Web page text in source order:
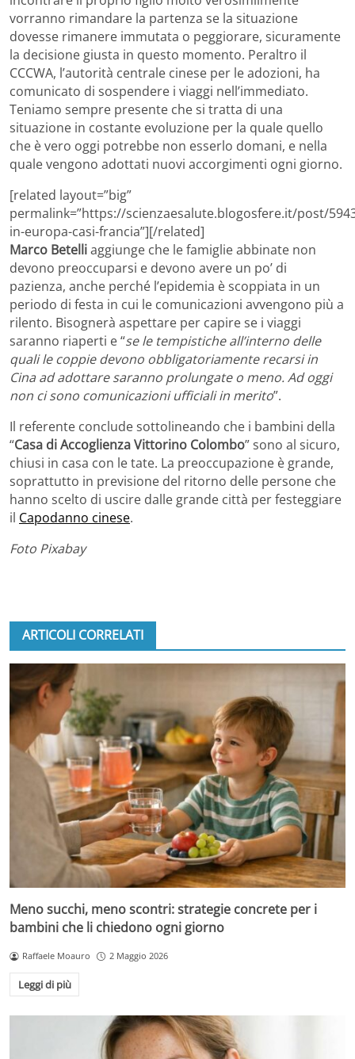
vorranno rimandare la partenza se la situazione
dovesse rimanere immutata o peggiorare, sicuramente
la decisione giusta in questo momento. Peraltro il
CCCWA, l’autorità centrale cinese per le adozioni, ha
comunicato di sospendere i viaggi nell’immediato.
Teniamo sempre presente che si tratta di una
situazione in costante evoluzione per la quale quello
che è vero oggi potrebbe non esserlo domani, e nella
quale vengono adottati nuovi accorgimenti ogni giorno.
[related layout=”big”
permalink=”https://scienzaesalute.blogosfere.it/post/
in-europa-casi-francia”][/related]
Marco Betelliaggiunge che le famiglie abbinate non
devono preoccuparsi e devono avere un po’ di
pazienza, anche perché l’epidemia è scoppiata in un
periodo di festa in cui le comunicazioni avvengono più a
rilento. Bisognerà aspettare per capire se i viaggi
saranno riaperti e “se le tempistiche all’interno delle
quali le coppie devono obbligatoriamente recarsi in
Cina ad adottare saranno prolungate o meno. Ad oggi
non ci sono comunicazioni ufficiali in merito”.
Il referente conclude sottolineando che i bambini della
“Casa di Accoglienza Vittorino Colombo” sono al sicuro,
chiusi in casa con le tate. La preoccupazione è grande,
soprattutto in previsione del ritorno delle persone che
hanno scelto di uscire dalle grande città per festeggiare
il Capodanno cinese.
Foto Pixabay
ARTICOLI CORRELATI
Meno succhi, meno scontri: strategie concrete per i
bambini che li chiedono ogni giorno
Raffaele Moauro 2 Maggio 2026
Leggi di più